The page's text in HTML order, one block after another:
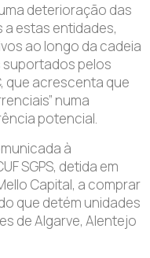
deterioração das
estas entidades,
ao longo da cadeia
suportados pelos
que acrescenta que
numa
potencial.
à
SGPS, detida em
Capital, a comprar
que detém unidades
de Algarve, Alentejo